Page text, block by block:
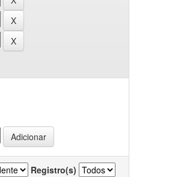
Registro(s)